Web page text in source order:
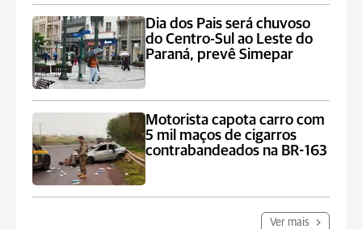
Dia dos Pais será chuvoso
do Centro-Sul ao Leste do
Paraná, prevê Simepar
Motorista capota carro com
5 mil maços de cigarros
contrabandeados na BR-163
Ver mais